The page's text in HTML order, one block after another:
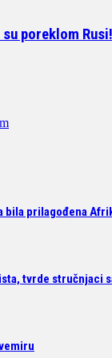
poreklom Rusi!
bila prilagođena
tvrde stručnjaci